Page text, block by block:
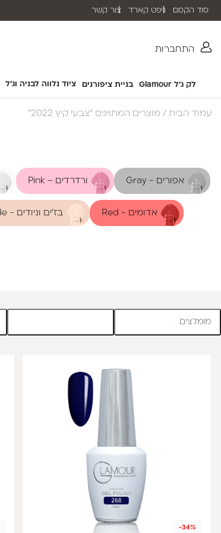
התחברות
לק ג'ל Glamour בניית ציפורנים ציוד נלווה לבניה וג'ל
שליח עד הבית תוך 2-5 ימי עסקים סוד הקסם גיפט קארד צור קשר
עמוד הבית / מוצרים המתויגים “צבעי קיץ 2022”
אפורים - Gray ורדרדים – Pink
אדומים - Red בז'ים וניודים - Nude
מומלצים
-34%